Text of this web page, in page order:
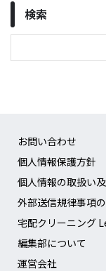
検索
お問い合わせ
個人情報保護方針
個人情報の取扱い
外部送信規律事項
宅配クリーニング
編集部について
運営会社